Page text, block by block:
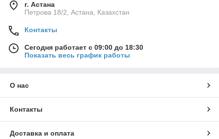
г. Астана
Петрова 18/2, Астана, Казахстан
Контакты
Сегодня работает с 09:00 до 18:30
Показать весь график работы
О нас
Контакты
Доставка и оплата